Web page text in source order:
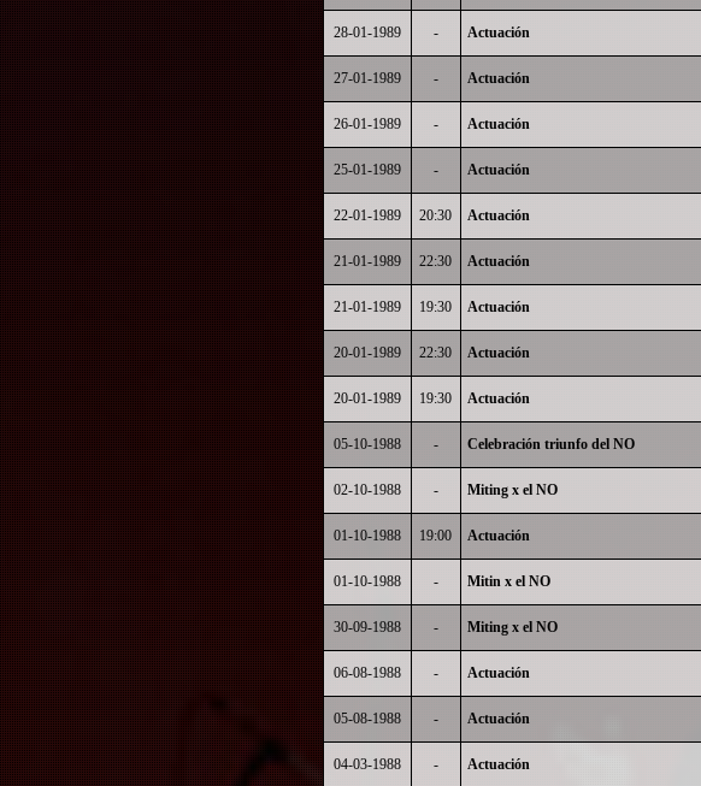
28-01-1989 - Actuación
27-01-1989 - Actuación
26-01-1989 - Actuación
25-01-1989 - Actuación
22-01-1989 20:30 Actuación
21-01-1989 22:30 Actuación
21-01-1989 19:30 Actuación
20-01-1989 22:30 Actuación
20-01-1989 19:30 Actuación
05-10-1988 - Celebración triunfo del NO
02-10-1988 - Miting x el NO
01-10-1988 19:00 Actuación
01-10-1988 - Mitin x el NO
30-09-1988 - Miting x el NO
06-08-1988 - Actuación
05-08-1988 - Actuación
04-03-1988 - Actuación